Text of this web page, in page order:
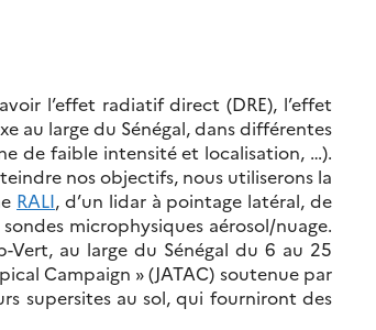
l’effet radiatif direct (DRE), l’effet
au large du Sénégal, dans différentes
de faible intensité et localisation, …).
nos objectifs, nous utiliserons la
RALI, d’un lidar à pointage latéral, de
microphysiques aérosol/nuage.
Vert, au large du Sénégal du 6 au 25
Campaign » (JATAC) soutenue par
supersites au sol, qui fourniront des